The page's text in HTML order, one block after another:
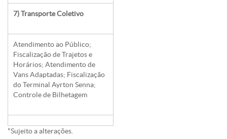
7) Transporte Coletivo
Atendimento ao Público;
Fiscalização de Trajetos e
Horários; Atendimento de
Vans Adaptadas; Fiscalização
do Terminal Ayrton Senna;
Controle de Bilhetagem
*Sujeito a alterações.